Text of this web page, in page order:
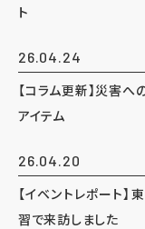
ト
26.04.24
【コラム更新】災害へ
アイテム
26.04.20
【イベントレポート
習で来訪しました